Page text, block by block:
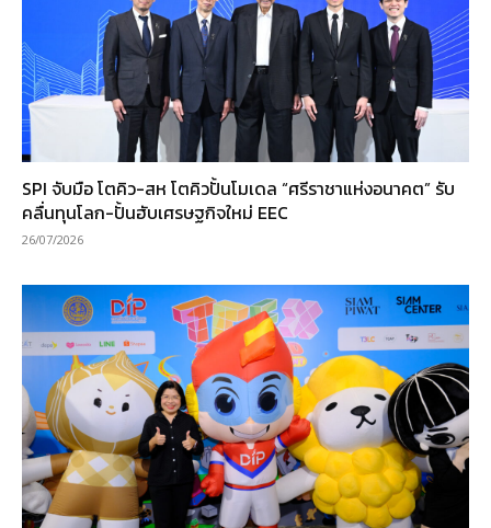
SPI จับมือ โตคิว-สห โตคิวปั้นโมเดล “ศรีราชาแห่งอนาคต” รับ
คลื่นทุนโลก-ปั้นฮับเศรษฐกิจใหม่ EEC
26/07/2026